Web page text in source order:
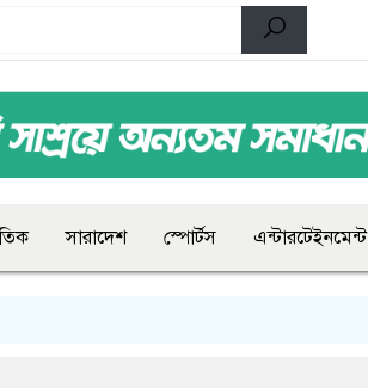
সারাদেশ স্পোর্টস এন্টারটেইনমেন্ট